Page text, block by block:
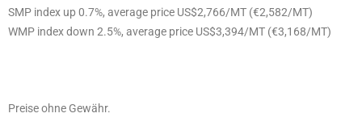
SMP index up 0.7%, average price US$2,766/MT (€2,582/MT)
WMP index down 2.5%, average price US$3,394/MT (€3,168/MT)
Preise ohne Gewähr.